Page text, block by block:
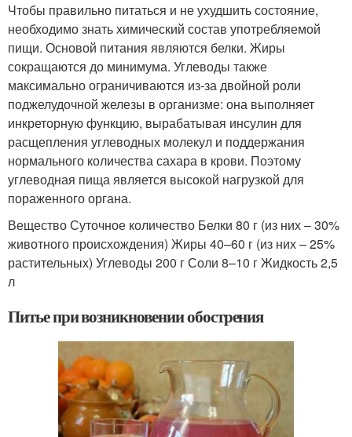
Чтобы правильно питаться и не ухудшить состояние,
необходимо знать химический состав употребляемой
пищи. Основой питания являются белки. Жиры
сокращаются до минимума. Углеводы также
максимально ограничиваются из-за двойной роли
поджелудочной железы в организме: она выполняет
инкреторную функцию, вырабатывая инсулин для
расщепления углеводных молекул и поддержания
нормального количества сахара в крови. Поэтому
углеводная пища является высокой нагрузкой для
пораженного органа.
Вещество Суточное количество Белки 80 г (из них – 30%
животного происхождения) Жиры 40–60 г (из них – 25%
растительных) Углеводы 200 г Соли 8–10 г Жидкость 2,5
л
Питье при возникновении обострения